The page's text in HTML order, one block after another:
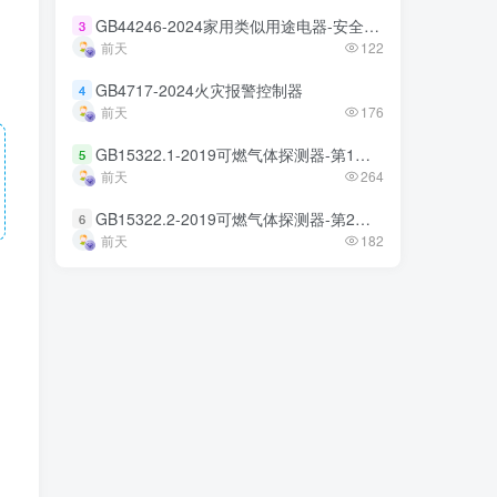
3 GB44246-2024家用类似用途电器-安全技术规范
前天 122
4 GB4717-2024火灾报警控制器
前天 176
5 GB15322.1-2019可燃气体探测器-第1部分
前天 264
6 GB15322.2-2019可燃气体探测器-第2部分
前天 182
3 GB44246-2024家用类似用途电器-安全技术规范
前天 122
4 GB4717-2024火灾报警控制器
前天 176
5 GB15322.1-2019可燃气体探测器-第1部分
前天 264
6 GB15322.2-2019可燃气体探测器-第2部分
前天 182